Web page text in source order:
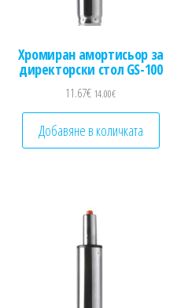
Хромиран амортисьор за
директорски стол GS-100
11.67€ 14.00€
Добавяне в количката